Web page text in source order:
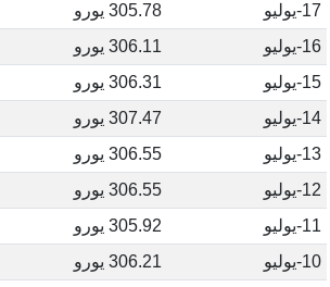
17-يوليو
305.78 يورو
16-يوليو
306.11 يورو
15-يوليو
306.31 يورو
14-يوليو
307.47 يورو
13-يوليو
306.55 يورو
12-يوليو
306.55 يورو
11-يوليو
305.92 يورو
10-يوليو
306.21 يورو